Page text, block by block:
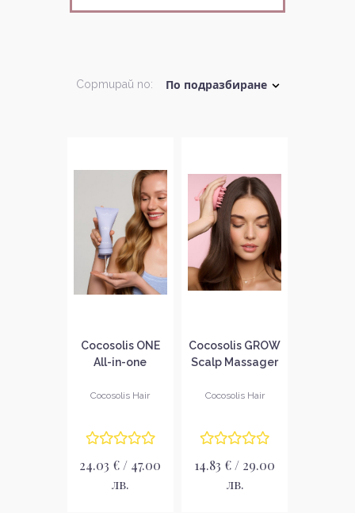
Сортирай по:
Cocosolis ONE
All-in-one
Conditioner
отмиване
Cocosolis Hair
24.03 € / 47.00
лв.
Cocosolis GROW
Scalp Massager
скалп
Cocosolis Hair
14.83 € / 29.00
лв.